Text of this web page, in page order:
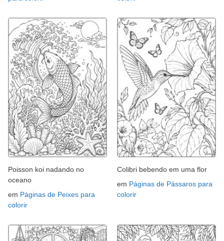
Poisson koi nadando no
oceano
em Páginas de Peixes para
colorir
Colibri bebendo em uma flor
em Páginas de Pássaros para
colorir